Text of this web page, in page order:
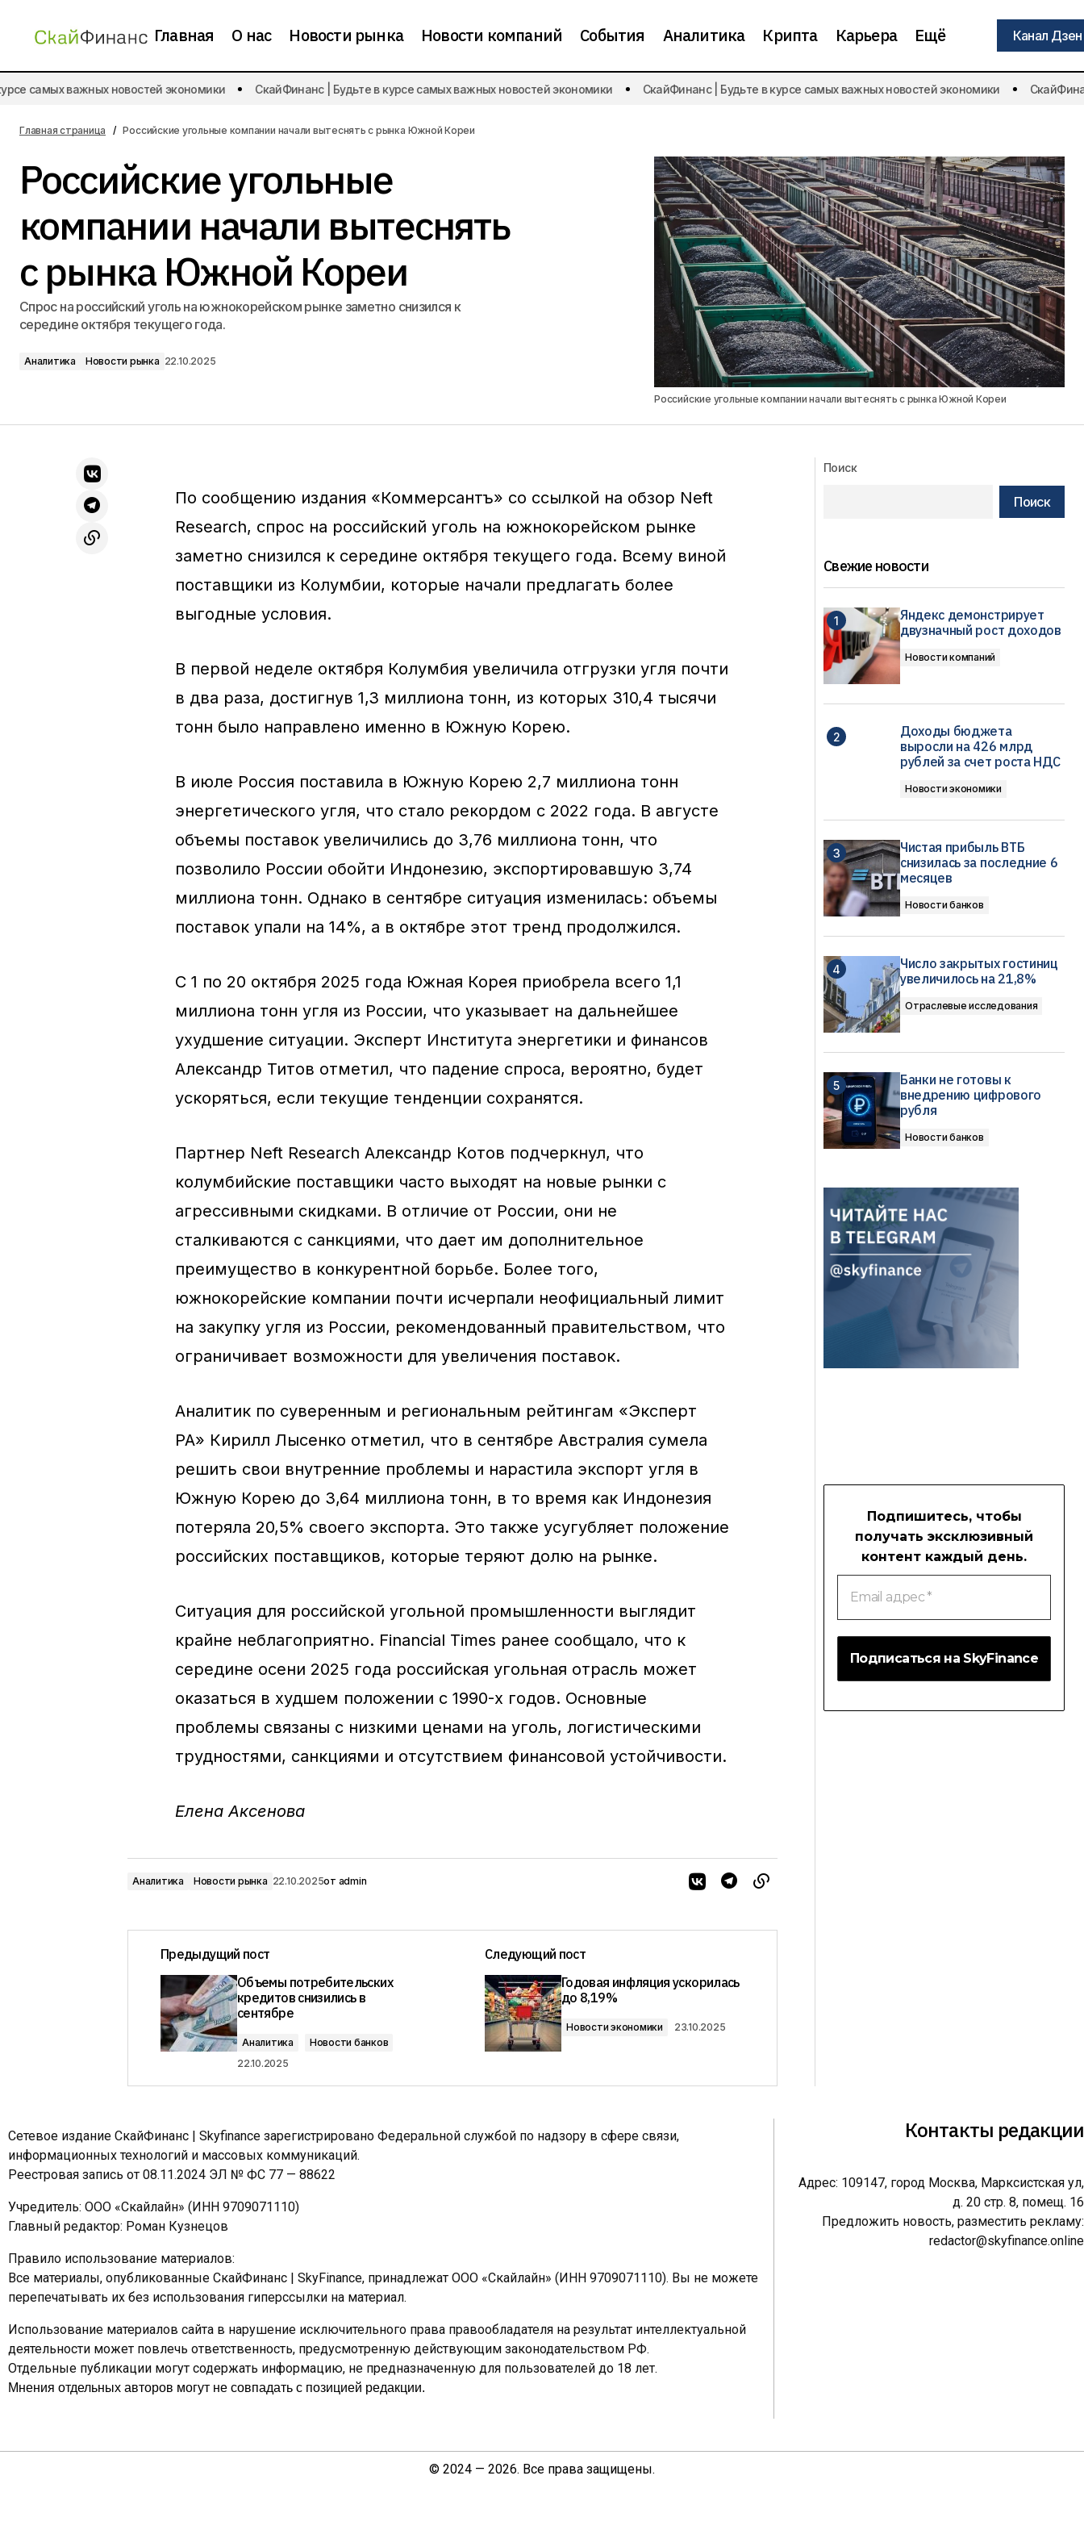
Главная О нас Новости рынка Новости компаний События Аналитика Крипта Карьера Ещё
Канал Дзен
Объемы потребительских кредитов
Аналитика
Российские угольные компании начали вытеснять с рынка Южной
Годовая инфляция ускорилась до
самых важных новостей экономики СкайФинанс | Будьте в курсе самых важных новостей экономики СкайФинанс | Будьте в курсе самых важных новостей экономики СкайФинанс
Главная страница Российские угольные компании начали вытеснять с рынка Южной Кореи
Российские угольные
компании начали вытеснять
с рынка Южной Кореи
Спрос на российский уголь на южнокорейском рынке заметно снизился к
середине октября текущего года.
Аналитика Новости рынка 22.10.2025
Российские угольные компании начали вытеснять с рынка Южной Кореи
По сообщению издания «Коммерсантъ» со ссылкой на обзор Neft
Research, спрос на российский уголь на южнокорейском рынке
заметно снизился к середине октября текущего года. Всему виной
поставщики из Колумбии, которые начали предлагать более
выгодные условия.
В первой неделе октября Колумбия увеличила отгрузки угля почти
в два раза, достигнув 1,3 миллиона тонн, из которых 310,4 тысячи
тонн было направлено именно в Южную Корею.
В июле Россия поставила в Южную Корею 2,7 миллиона тонн
энергетического угля, что стало рекордом с 2022 года. В августе
объемы поставок увеличились до 3,76 миллиона тонн, что
позволило России обойти Индонезию, экспортировавшую 3,74
миллиона тонн. Однако в сентябре ситуация изменилась: объемы
поставок упали на 14%, а в октябре этот тренд продолжился.
С 1 по 20 октября 2025 года Южная Корея приобрела всего 1,1
миллиона тонн угля из России, что указывает на дальнейшее
ухудшение ситуации. Эксперт Института энергетики и финансов
Александр Титов отметил, что падение спроса, вероятно, будет
ускоряться, если текущие тенденции сохранятся.
Партнер Neft Research Александр Котов подчеркнул, что
колумбийские поставщики часто выходят на новые рынки с
агрессивными скидками. В отличие от России, они не
сталкиваются с санкциями, что дает им дополнительное
преимущество в конкурентной борьбе. Более того,
южнокорейские компании почти исчерпали неофициальный лимит
на закупку угля из России, рекомендованный правительством, что
ограничивает возможности для увеличения поставок.
Аналитик по суверенным и региональным рейтингам «Эксперт
РА» Кирилл Лысенко отметил, что в сентябре Австралия сумела
решить свои внутренние проблемы и нарастила экспорт угля в
Южную Корею до 3,64 миллиона тонн, в то время как Индонезия
потеряла 20,5% своего экспорта. Это также усугубляет положение
российских поставщиков, которые теряют долю на рынке.
Ситуация для российской угольной промышленности выглядит
крайне неблагоприятно. Financial Times ранее сообщало, что к
середине осени 2025 года российская угольная отрасль может
оказаться в худшем положении с 1990-х годов. Основные
проблемы связаны с низкими ценами на уголь, логистическими
трудностями, санкциями и отсутствием финансовой устойчивости.
Елена Аксенова
Аналитика Новости рынка 22.10.2025от admin
Предыдущий пост
Объемы потребительских
кредитов снизились в
сентябре
Аналитика
Новости банков
22.10.2025
Следующий пост
Годовая инфляция ускорилась
до 8,19%
Новости экономики 23.10.2025
Поиск
Поиск
Свежие новости
Яндекс демонстрирует
двузначный рост доходов
Новости компаний
Доходы бюджета
выросли на 426 млрд
рублей за счет роста НДС
Новости экономики
Чистая прибыль ВТБ
снизилась за последние 6
месяцев
Новости банков
Число закрытых гостиниц
увеличилось на 21,8%
Отраслевые исследования
Банки не готовы к
внедрению цифрового
рубля
Новости банков
Подпишитесь, чтобы
получать эксклюзивный
контент каждый день.
адрес
Сетевое издание СкайФинанс | Skyfinance зарегистрировано Федеральной службой по надзору в сфере связи,
информационных технологий и массовых коммуникаций.
Реестровая запись от 08.11.2024 ЭЛ № ФС 77 — 88622
Учредитель: ООО «Скайлайн» (ИНН 9709071110)
Главный редактор: Роман Кузнецов
Правило использование материалов:
Все материалы, опубликованные СкайФинанс | SkyFinance, принадлежат ООО «Скайлайн» (ИНН 9709071110). Вы не можете
перепечатывать их без использования гиперссылки на материал.
Использование материалов сайта в нарушение исключительного права правообладателя на результат интеллектуальной
деятельности может повлечь ответственность, предусмотренную действующим законодательством РФ.
Отдельные публикации могут содержать информацию, не предназначенную для пользователей до 18 лет.
Мнения отдельных авторов могут не совпадать с позицией редакции.
Контакты редакции
Адрес: 109147, город Москва, Марксистская ул,
д. 20 стр. 8, помещ. 16
Предложить новость, разместить рекламу:
redactor@skyfinance.online
© 2024 — 2026. Все права защищены.